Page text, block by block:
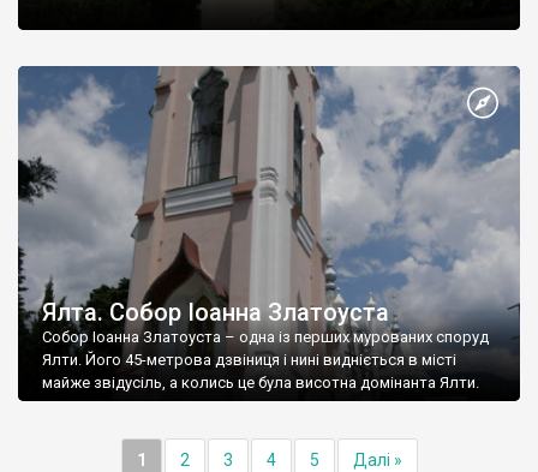
Ялта. Собор Іоанна Златоуста
Собор Іоанна Златоуста – одна із перших мурованих споруд
Ялти. Його 45-метрова дзвіниця і нині видніється в місті
майже звідусіль, а колись це була висотна домінанта Ялти.
1 2 3 4 5 Далі »